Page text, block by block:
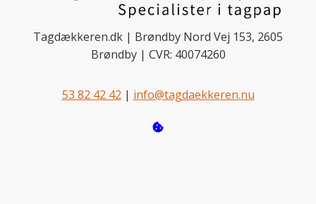
Tagdækkeren.dk | Brøndby Nord Vej 153, 2605
Brøndby | CVR: 40074260
53 82 42 42| info@tagdaekkeren.nu